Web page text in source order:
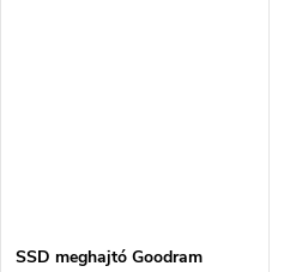
SSD meghajtó Goodram